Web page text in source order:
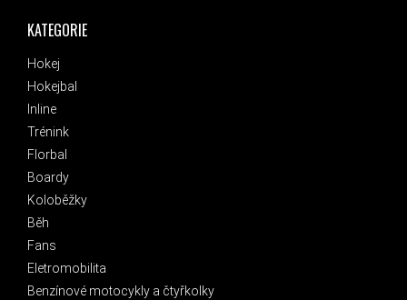
KATEGORIE
Hokej
Hokejbal
Inline
Trénink
Florbal
Boardy
Koloběžky
Běh
Fans
Eletromobilita
Benzínové motocykly a čtyřkolky